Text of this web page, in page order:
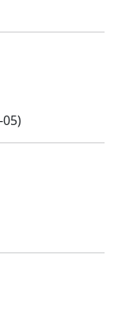
05)